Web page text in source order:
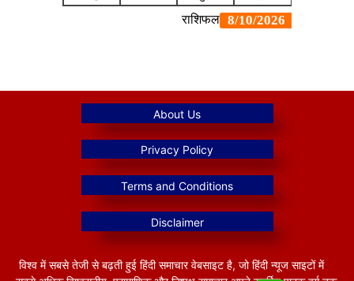
विश्व में सबसे तेजी से बढ़ती हुई हिंदी समाचार वेबसाइट है, जो हिंदी न्यूज साइटों में